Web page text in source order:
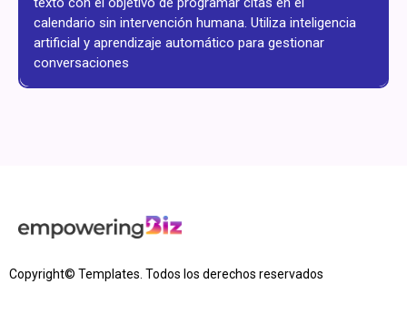
calendario sin intervención humana. Utiliza inteligencia
artificial y aprendizaje automático para gestionar
conversaciones
Copyright© Templates. Todos los derechos reservados